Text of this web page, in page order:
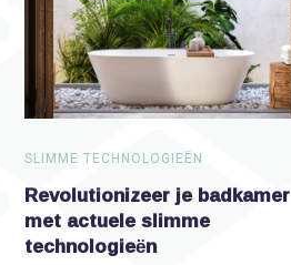
SLIMME TECHNOLOGIEËN
Revolutionizeer je badkamer
met actuele slimme
technologieën